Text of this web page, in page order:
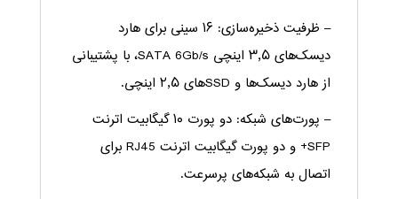
– ظرفیت ذخیره‌سازی: ۱۶ سینی برای هارد
دیسک‌های ۳٫۵ اینچی SATA 6Gb/s، با پشتیبانی
از هارد دیسک‌ها و SSDهای ۲٫۵ اینچی.
– پورت‌های شبکه: دو پورت ۱۰ گیگابیت اترنت
SFP+ و دو پورت گیگابیت اترنت RJ45 برای
اتصال به شبکه‌های پرسرعت.